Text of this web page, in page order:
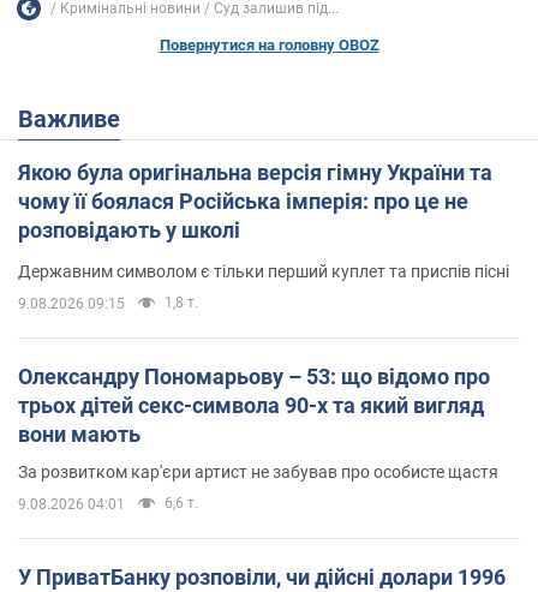
Кримінальні новини Суд залишив під...
Повернутися на головну OBOZ
Важливе
Якою була оригінальна версія гімну України та
чому її боялася Російська імперія: про це не
розповідають у школі
Державним символом є тільки перший куплет та приспів пісні
9.08.2026 09:15 1,8 т.
Олександру Пономарьову – 53: що відомо про
трьох дітей секс-символа 90-х та який вигляд
вони мають
За розвитком кар'єри артист не забував про особисте щастя
9.08.2026 04:01 6,6 т.
У ПриватБанку розповіли, чи дійсні долари 1996